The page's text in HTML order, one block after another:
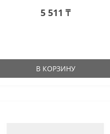
5 511 ₸
В КОРЗИНУ